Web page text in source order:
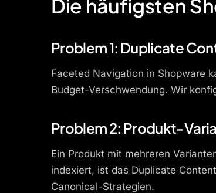
Die häufigsten
Problem 1: Duplicate
Faceted Navigation in Shopware
Budget-Verschwendung. Wir
Problem 2: Produkt-
Ein Produkt mit mehreren
indexiert, ist das Duplicate
Canonical-Strategien.